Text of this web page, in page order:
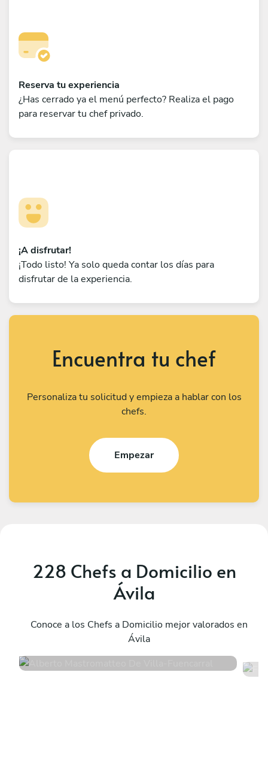
Reserva tu experiencia
¿Has cerrado ya el menú perfecto? Realiza el pago
para reservar tu chef privado.
¡A disfrutar!
¡Todo listo! Ya solo queda contar los días para
disfrutar de la experiencia.
Encuentra tu chef
Personaliza tu solicitud y empieza a hablar con los
chefs.
Empezar
228 Chefs a Domicilio en
Ávila
Conoce a los Chefs a Domicilio mejor valorados en
Ávila
Fuencarral
337 servicios